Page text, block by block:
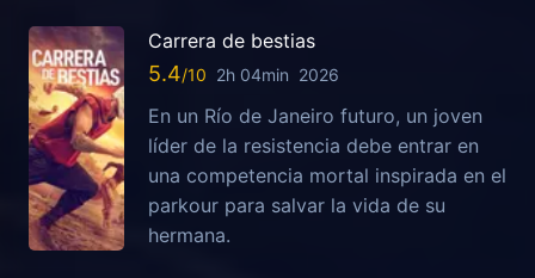
Carrera de bestias
5.4 2h 04min 2026
En un Río de Janeiro futuro, un joven
líder de la resistencia debe entrar en
una competencia mortal inspirada en el
parkour para salvar la vida de su
hermana.